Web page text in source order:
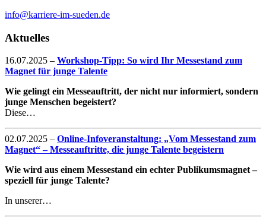
info@karriere-im-sueden.de
Aktuelles
16.07.2025 – Workshop-Tipp: So wird Ihr Messestand zum
Magnet für junge Talente
Wie gelingt ein Messeauftritt, der nicht nur informiert, sondern
junge Menschen begeistert?
Diese…
02.07.2025 – Online-Infoveranstaltung: „Vom Messestand zum
Magnet“ – Messeauftritte, die junge Talente begeistern
Wie wird aus einem Messestand ein echter Publikumsmagnet –
speziell für junge Talente?
In unserer…